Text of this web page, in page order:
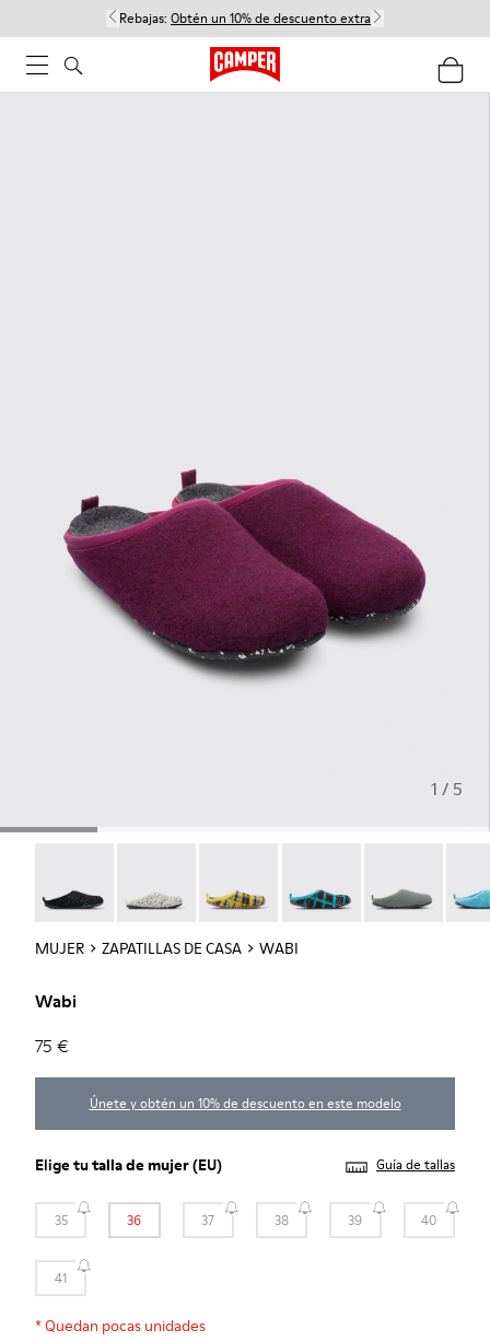
Rebajas: Obtén un 10% de descuento extra
1 / 5
MUJER ZAPATILLAS DE CASA WABI
Wabi
75 €
Únete y obtén un 10% de descuento en este modelo
Elige tutalla de mujer(EU) Guía de tallas
35 36 37 38 39 40
41
*Quedan pocas unidades